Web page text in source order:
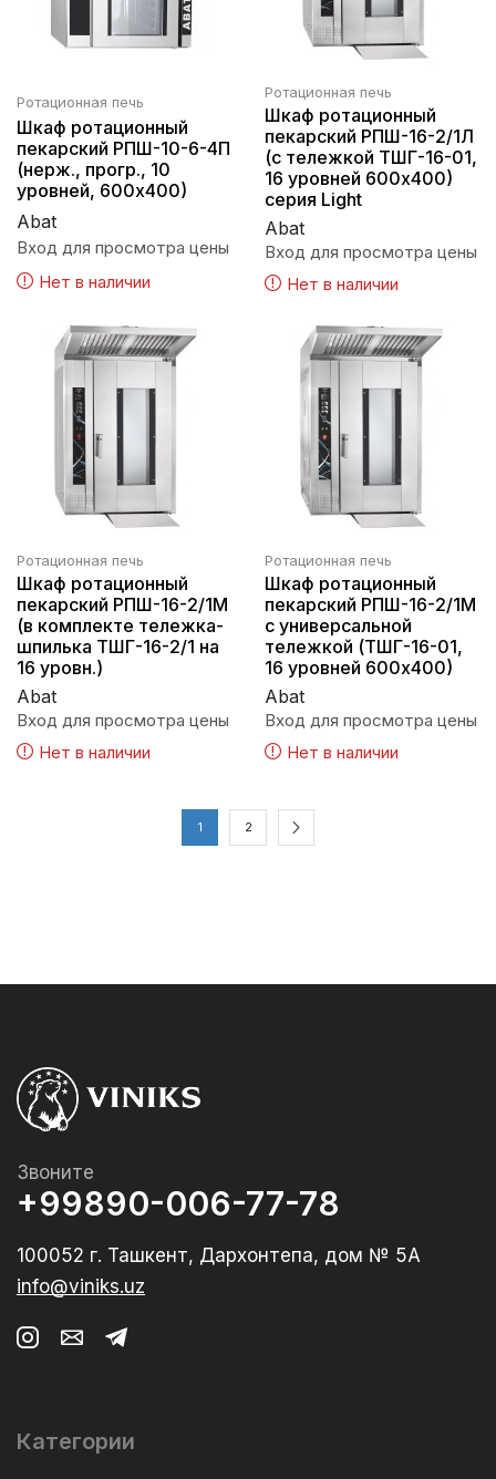
Ротационная печь
Шкаф ротационный
пекарский РПШ-10-6-4П
(нерж., прогр., 10
уровней, 600х400)
Abat
Вход для просмотра цены
Нет в наличии
Ротационная печь
Шкаф ротационный
пекарский РПШ-16-2/1Л
(с тележкой ТШГ-16-01,
16 уровней 600х400)
серия Light
Abat
Вход для просмотра цены
Нет в наличии
Ротационная печь
Шкаф ротационный
пекарский РПШ-16-2/1М
(в комплекте тележка-
шпилька ТШГ-16-2/1 на
16 уровн.)
Abat
Вход для просмотра цены
Нет в наличии
Ротационная печь
Шкаф ротационный
пекарский РПШ-16-2/1М
с универсальной
тележкой (ТШГ-16-01,
16 уровней 600х400)
Abat
Вход для просмотра цены
Нет в наличии
1 2
Звоните
+99890-006-77-78
100052 г. Ташкент, Дархонтепа, дом № 5А
info@viniks.uz
Категории